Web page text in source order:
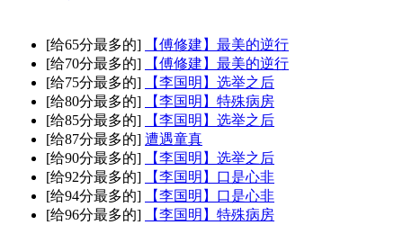
[给65分最多的]
【傅修建】最美的逆行
[给70分最多的]
【傅修建】最美的逆行
[给75分最多的]
【李国明】选举之后
[给80分最多的]
【李国明】特殊病房
[给85分最多的]
【李国明】选举之后
[给87分最多的] 遭遇童真
[给90分最多的]
【李国明】选举之后
[给92分最多的]
【李国明】口是心非
[给94分最多的]
【李国明】口是心非
[给96分最多的]
【李国明】特殊病房